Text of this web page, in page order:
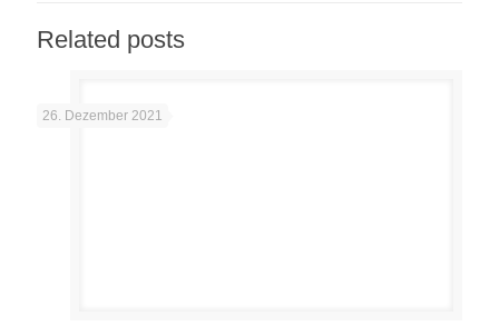
Related posts
26. Dezember 2021